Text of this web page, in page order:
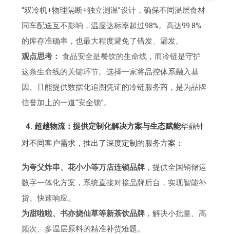
“双冷机+物理隔断+独立测温”设计，确保不同温层食材
同车配送互不影响，温度达标率超过98%。高达99.8%
的库存准确率，也最大程度避免了错发、漏发。
观点思考： 食品安全是餐饮的生命线，而冷链是守护
这条生命线的关键环节。选择一家将品控体系融入基
因、且能提供数据化追溯凭证的冷链服务商，是为品牌
信誉加上的一道“安全锁”。
4. 超越物流：提供定制化解决方案与生态赋能华鼎针
对不同客户需求，推出了深度定制的服务方案：
为夸父炸串、花小小等万店连锁品牌 ，提供全国销储运
数字一体化方案，系统直接对接品牌后台，实现智能补
货、快速响应。
为甜啦啦、书亦烧仙草等新茶饮品牌 ，解决小批量、高
频次、多温层原料的精准补货难题。